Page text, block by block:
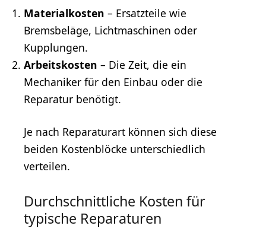
Materialkosten – Ersatzteile wie
Bremsbeläge, Lichtmaschinen oder
Kupplungen.
Arbeitskosten – Die Zeit, die ein
Mechaniker für den Einbau oder die
Reparatur benötigt.
Je nach Reparaturart können sich diese
beiden Kostenblöcke unterschiedlich
verteilen.
Durchschnittliche Kosten für
typische Reparaturen